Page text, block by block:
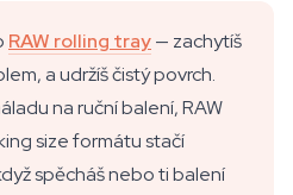
RAW rolling tray— zachytíš
a udržíš čistý povrch.
na ruční balení, RAW
size formátu stačí
spěcháš nebo ti balení